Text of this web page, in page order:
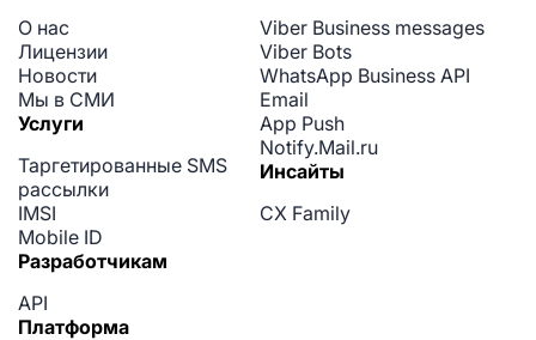
О нас
Лицензии
Новости
Мы в СМИ
Услуги
Таргетированные SMS
рассылки
IMSI
Mobile ID
Разработчикам
API
Viber Business messages
Viber Bots
WhatsApp Business API
Email
App Push
Notify.Mail.ru
Инсайты
CX Family
Платформа